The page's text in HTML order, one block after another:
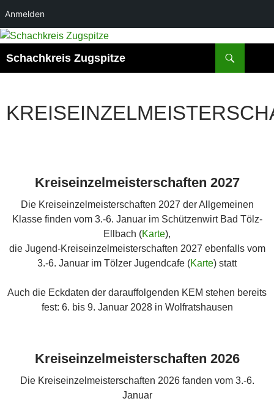
Anmelden
Zum
springen
Schachkreis Zugspitze
Kreiseinzelmeisterschaften 2027
Die Kreiseinzelmeisterschaften 2027 der Allgemeinen
Klassefinden vom 3.-6. Januar im Schützenwirt Bad Tölz-
Ellbach (Karte),
die Jugend-Kreiseinzelmeisterschaften 2027 ebenfalls vom
3.-6. Januar im Tölzer Jugendcafe (Karte) statt
Auch die Eckdaten der darauffolgenden KEM stehen bereits
fest: 6. bis 9. Januar 2028 in Wolfratshausen
Kreiseinzelmeisterschaften 2026
Die Kreiseinzelmeisterschaften 2026fanden vom 3.-6.
Januar